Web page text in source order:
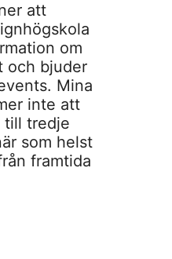
att
om
och bjuder
Mina
inte att
till tredje
som helst
framtida